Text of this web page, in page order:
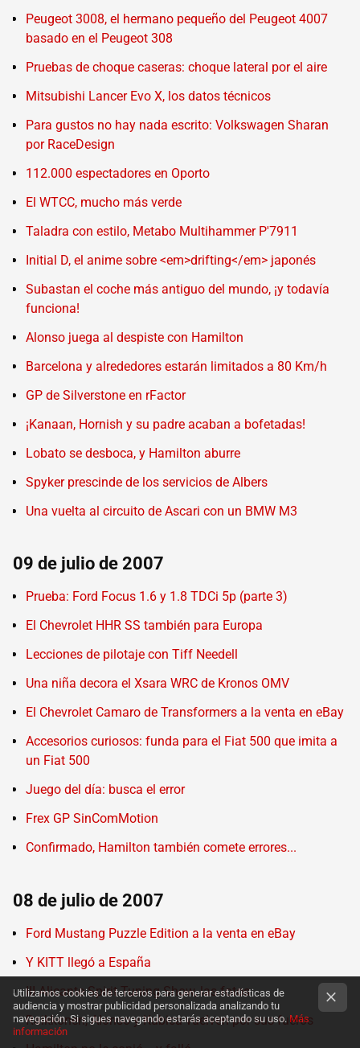
Peugeot 3008, el hermano pequeño del Peugeot 4007
basado en el Peugeot 308
Pruebas de choque caseras: choque lateral por el aire
Mitsubishi Lancer Evo X, los datos técnicos
Para gustos no hay nada escrito: Volkswagen Sharan
por RaceDesign
112.000 espectadores en Oporto
El WTCC, mucho más verde
Taladra con estilo, Metabo Multihammer P'7911
Initial D, el anime sobre <em>drifting</em> japonés
Subastan el coche más antiguo del mundo, ¡y todavía
funciona!
Alonso juega al despiste con Hamilton
Barcelona y alrededores estarán limitados a 80 Km/h
GP de Silverstone en rFactor
¡Kanaan, Hornish y su padre acaban a bofetadas!
Lobato se desboca, y Hamilton aburre
Spyker prescinde de los servicios de Albers
Una vuelta al circuito de Ascari con un BMW M3
09 de julio de 2007
Prueba: Ford Focus 1.6 y 1.8 TDCi 5p (parte 3)
El Chevrolet HHR SS también para Europa
Lecciones de pilotaje con Tiff Needell
Una niña decora el Xsara WRC de Kronos OMV
El Chevrolet Camaro de Transformers a la venta en eBay
Accesorios curiosos: funda para el Fiat 500 que imita a
un Fiat 500
Juego del día: busca el error
Frex GP SinComMotion
Confirmado, Hamilton también comete errores...
08 de julio de 2007
Ford Mustang Puzzle Edition a la venta en eBay
Y KITT llegó a España
III Alicante Spirit Tuning Show, las fotos
Raikkonen, Alonso y Kubica vuelven por sus fueros
Utilizamos cookies de terceros para generar estadísticas de
audiencia y mostrar publicidad personalizada analizando tu
navegación. Si sigues navegando estarás aceptando su uso. Más
información